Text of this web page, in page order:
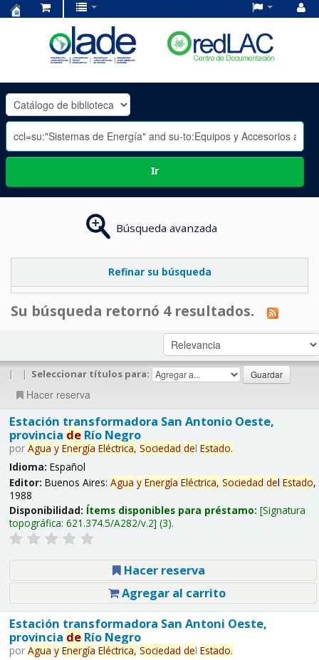
OLADE
-
Ir
Búsqueda avanzada
Refinar su búsqueda
Su búsqueda retornó 4 resultados.
| | Seleccionar títulos para:
Hacer reserva
Estación transformadora San Antonio Oeste,
provincia deRío Negro
por Agua y Energía Eléctrica, Sociedad del Estado.
Idioma: Español
Editor: Buenos Aires: Agua y Energía Eléctrica, Sociedad del Estado,
1988
Disponibilidad: Ítems disponibles para préstamo: Signatura
topográfica: 621.374.5/A282/v.2 (3).
Hacer reserva
Agregar al carrito
Estación transformadora San Antoni Oeste,
provincia deRío Negro
por Agua y Energía Eléctrica, Sociedad del Estado.